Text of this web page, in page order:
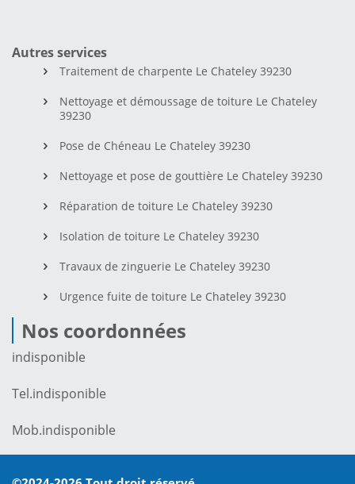
Autres services
Traitement de charpente Le Chateley 39230
Nettoyage et démoussage de toiture Le Chateley
39230
Pose de Chéneau Le Chateley 39230
Nettoyage et pose de gouttière Le Chateley 39230
Réparation de toiture Le Chateley 39230
Isolation de toiture Le Chateley 39230
Travaux de zinguerie Le Chateley 39230
Urgence fuite de toiture Le Chateley 39230
Nos coordonnées
indisponible
Tel.indisponible
Mob.indisponible